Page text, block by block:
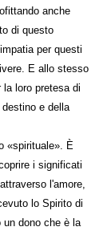
anche
di questo
per questi
E allo stesso
loro pretesa di
e della
«spirituale». È
i significati
l'amore,
lo Spirito di
un dono che è la